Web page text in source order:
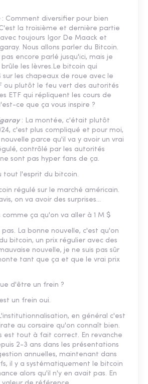
: Comment diversifier pour bien
la troisième et dernière partie
toujours Igor De Maack et
Nous allons parler du Bitcoin.
pas encore parlé jusqu'ici, mais je
les lèvres.Le bitcoin qui
sur les chapeaux de roue avec le
ou plutôt le feu vert des autorités
ETF qui répliquent les cours de
ce que ça vous inspire ?
: La montée, c'était plutôt
c'est plus compliqué et pour moi,
parce qu'il va y avoir un vrai
contrôlé par les autorités
sont pas hyper fans de ça.
tout l'esprit du bitcoin.
régulé sur le marché américain.
on va avoir des surprises...
ça qu'on va aller à 1 M $
La bonne nouvelle, c'est qu'on
bitcoin, un prix régulier avec des
nouvelle, je ne suis pas sûr
tant que ça et que le vrai prix
d'être un frein ?
un frein oui.
en général c'est
au corsaire qu'on connaît bien.
est tout à fait correct. En revanche
2-3 ans dans les présentations
annuelles, maintenant dans
il y a systématiquement le bitcoin
alors qu'il n'y en avait pas. En